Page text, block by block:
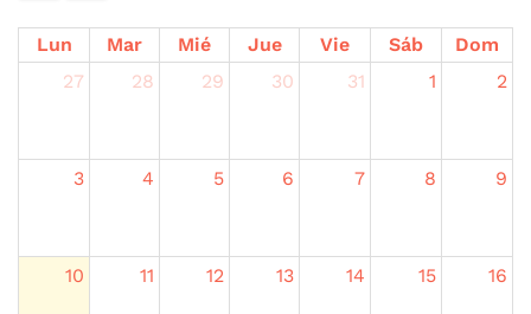
Lun Mar Mié Jue Vie Sáb
Dom
27
28 29 30 31 1 2
3 4 5 6 7 8 9
10 11 12 13 14 15 16